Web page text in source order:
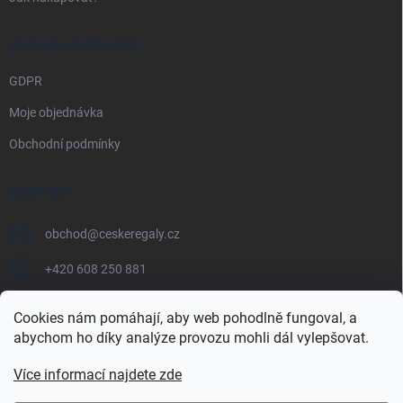
Cookies nám pomáhají, aby web pohodlně fungoval, a
abychom ho díky analýze provozu mohli dál vylepšovat.
Více informací najdete zde
PRÁVNÍ INFORMACE
GDPR
Moje objednávka
Obchodní podmínky
KONTAKT
obchod@ceskeregaly.cz
+420 608 250 881